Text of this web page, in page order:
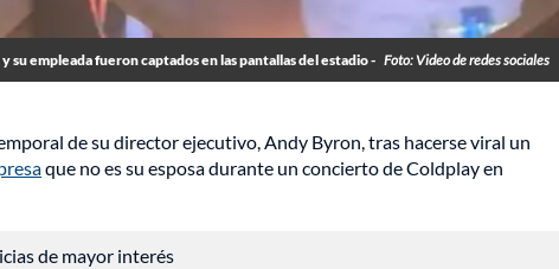
su empleada fueron captados en las pantallas del estadio - Foto: Video de redes sociales
de su director ejecutivo, Andy Byron, tras hacerse viral un
que no es su esposa durante un concierto de Coldplay en
de mayor interés